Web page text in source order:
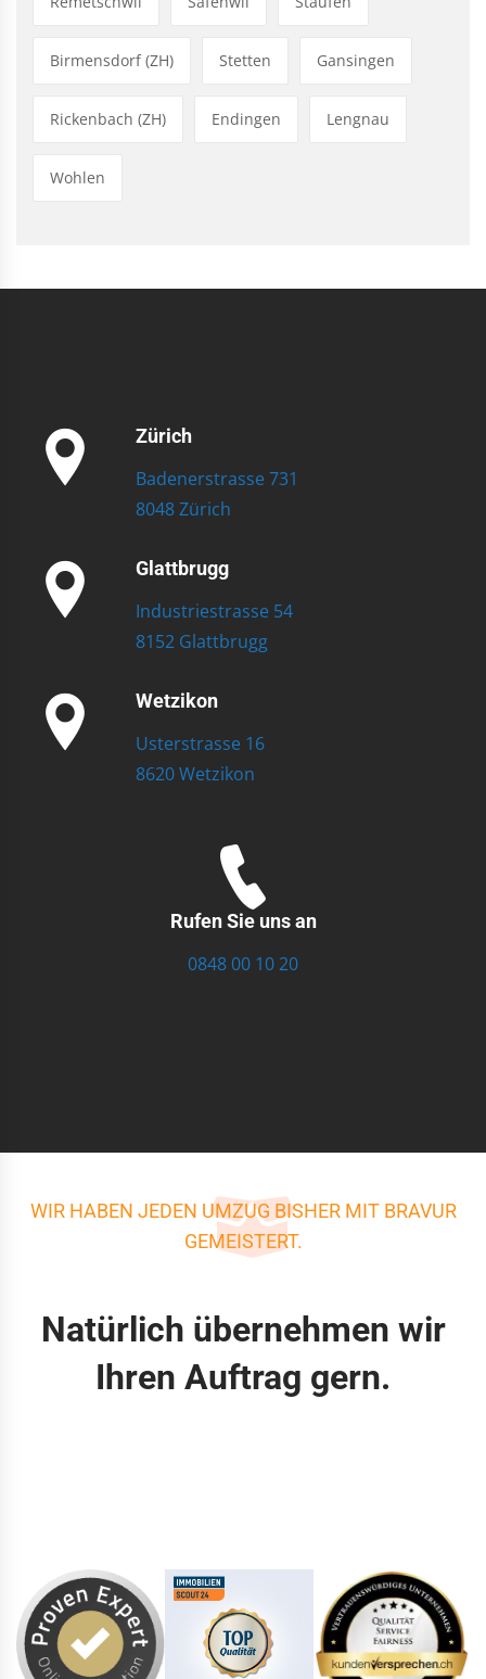
Birmensdorf (ZH) Stetten Gansingen
Rickenbach (ZH) Endingen Lengnau
Wohlen
Zürich
Badenerstrasse 731
8048 Zürich
Glattbrugg
Industriestrasse 54
8152 Glattbrugg
Wetzikon
Usterstrasse 16
8620 Wetzikon
Rufen Sie uns an
0848 00 10 20
WIR HABEN JEDEN UMZUG BISHER MIT BRAVUR
GEMEISTERT.
Natürlich übernehmen wir
Ihren Auftrag gern.